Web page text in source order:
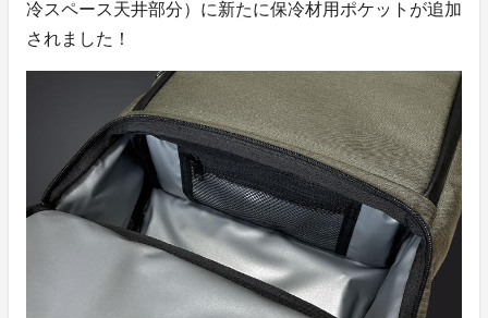
冷スペース天井部分）に新たに保冷材用ポケットが追加
されました！